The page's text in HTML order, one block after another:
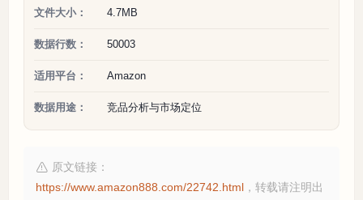
文件大小： 4.7MB
数据行数： 50003
适用平台： Amazon
数据用途： 竞品分析与市场定位
原文链接：
https://www.amazon888.com/22742.html ，转载请注明出